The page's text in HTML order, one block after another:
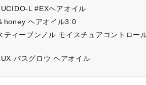
L #EXヘアオイル
honey ヘアオイル3.0
ィーブンノル モイスチュアコントロー
バスグロウ ヘアオイル